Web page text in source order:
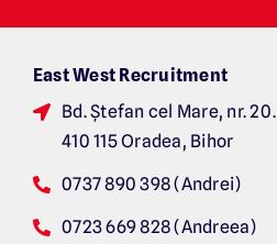
East West Recruitment
Bd. Ștefan cel Mare, nr. 20.
410 115 Oradea, Bihor
0737 890 398 (Andrei)
0723 669 828 (Andreea)